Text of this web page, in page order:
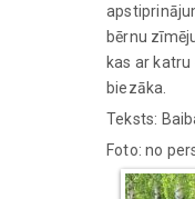
bērnu
kas ar
biezāka.
Teksts:
Foto: no